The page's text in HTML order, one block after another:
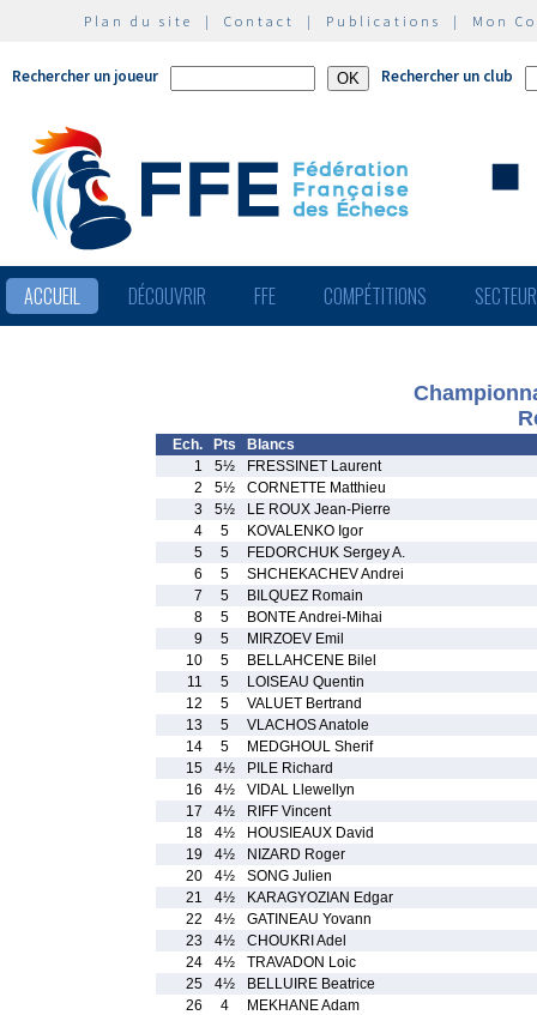
Plan du site | Contact | Publications | Mon
Rechercher un joueur Rechercher un club
ACCUEIL DÉCOUVRIR FFE COMPÉTITIONS
Ech. Pts
Blancs
1
5½
FRESSINET Laurent
2
5½
CORNETTE Matthieu
3
5½
LE ROUX Jean-Pierre
4
5
KOVALENKO Igor
5
5
FEDORCHUK Sergey A.
6
5
SHCHEKACHEV Andrei
7
5
BILQUEZ Romain
8
5
BONTE Andrei-Mihai
9
5
MIRZOEV Emil
10
5
BELLAHCENE Bilel
11
5
LOISEAU Quentin
12
5
VALUET Bertrand
13
5
VLACHOS Anatole
14
5
MEDGHOUL Sherif
15
4½
PILE Richard
16
4½
VIDAL Llewellyn
17
4½
RIFF Vincent
18
4½
HOUSIEAUX David
19
4½
NIZARD Roger
20
4½
SONG Julien
21
4½
KARAGYOZIAN Edgar
22
4½
GATINEAU Yovann
23
4½
CHOUKRI Adel
24
4½
TRAVADON Loic
25
4½
BELLUIRE Beatrice
26
4
MEKHANE Adam